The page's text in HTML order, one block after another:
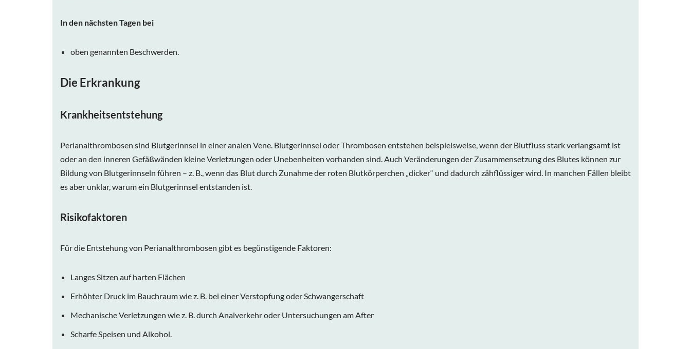
In den nächsten Tagen bei
oben genannten Beschwerden.
Die Erkrankung
Krankheitsentstehung
Perianalthrombosen sind Blutgerinnsel in einer analen Vene. Blutgerinnsel oder Thrombosen entstehen beispielsweise, wenn der Blutfluss stark verlangsamt ist
oder an den inneren Gefäßwänden kleine Verletzungen oder Unebenheiten vorhanden sind. Auch Veränderungen der Zusammensetzung des Blutes können zur
Bildung von Blutgerinnseln führen – z. B., wenn das Blut durch Zunahme der roten Blutkörperchen „dicker“ und dadurch zähflüssiger wird. In manchen Fällen bleibt
es aber unklar, warum ein Blutgerinnsel entstanden ist.
Risikofaktoren
Für die Entstehung von Perianalthrombosen gibt es begünstigende Faktoren:
Langes Sitzen auf harten Flächen
Erhöhter Druck im Bauchraum wie z. B. bei einer Verstopfung oder Schwangerschaft
Mechanische Verletzungen wie z. B. durch Analverkehr oder Untersuchungen am After
Scharfe Speisen und Alkohol.